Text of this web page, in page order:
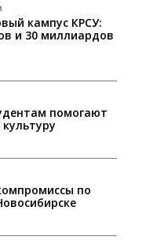
кампус КРСУ:
и 30 миллиардов
помогают
по